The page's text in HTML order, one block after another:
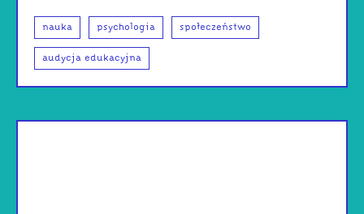
nauka psychologia społeczeństwo
audycja edukacyjna